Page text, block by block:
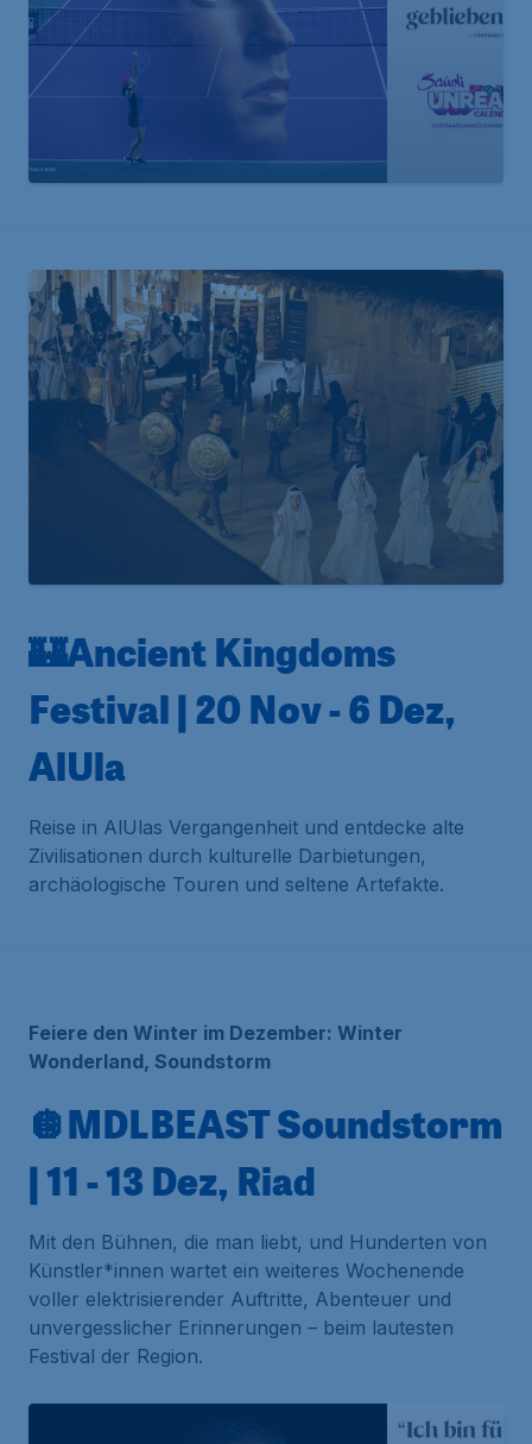
🏰Ancient Kingdoms
Festival | 20 Nov - 6 Dez,
AlUla
Reise in AlUlas Vergangenheit und entdecke alte
Zivilisationen durch kulturelle Darbietungen,
archäologische Touren und seltene Artefakte.
Feiere den Winter im Dezember: Winter
Wonderland, Soundstorm
🪩MDLBEAST Soundstorm
| 11 - 13 Dez, Riad
Mit den Bühnen, die man liebt, und Hunderten von
Künstler*innen wartet ein weiteres Wochenende
voller elektrisierender Auftritte, Abenteuer und
unvergesslicher Erinnerungen – beim lautesten
Festival der Region.